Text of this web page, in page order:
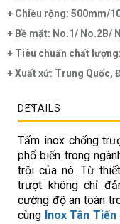
+ Chiều rộng: 500mm/
+ Bề mặt: No.1/ No.2B/
+ Tiêu chuẩn chất
+ Xuất xứ: Trung Quốc,
DETAILS
Tấm inox chống
phổ biến trong
trội của nó. Từ
trượt không chỉ
cường độ an toàn
cùng Inox Tân Tiến